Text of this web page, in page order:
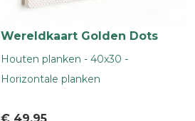
Wereldkaart Golden Dots
Houten planken - 40x30 -
Horizontale planken